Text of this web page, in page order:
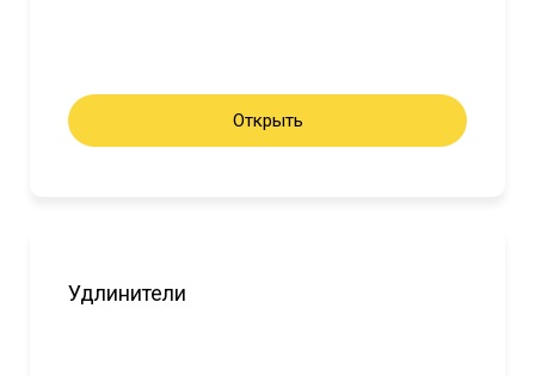
Открыть
Удлинители